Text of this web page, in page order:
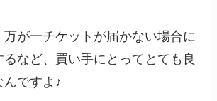
万が一チケットが届かない場合に
など、買い手にとってとても良
ですよ♪